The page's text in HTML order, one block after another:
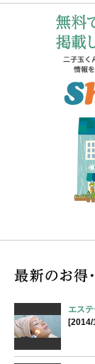
エス
[2014/